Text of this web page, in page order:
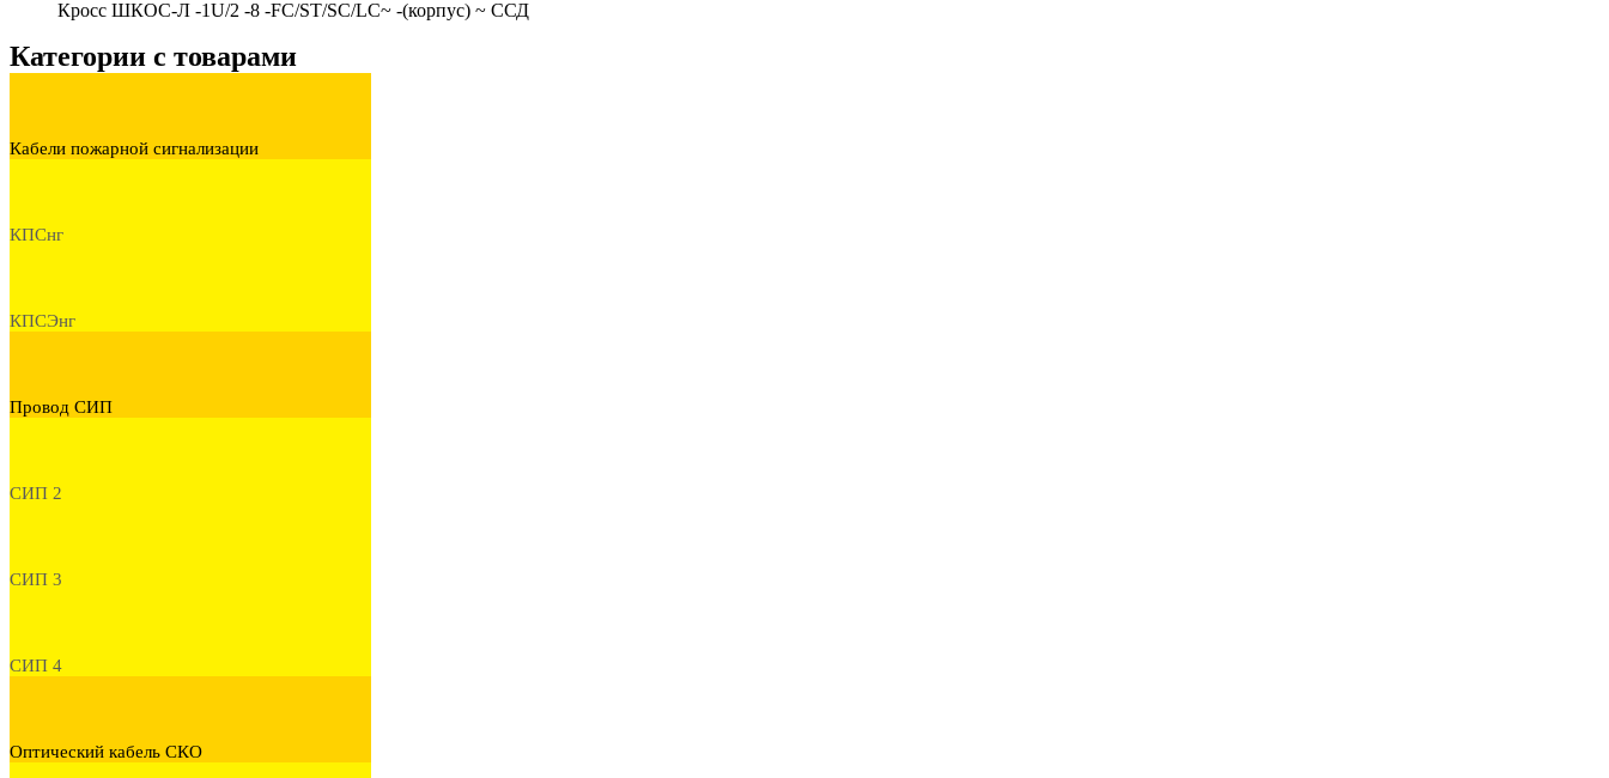
Кросс ШКОС-Л -1U/2 -8 -FC/ST/SC/LC~ -(корпус) ~ ССД
Категории с товарами
Кабели пожарной сигнализации
КПСнг
КПСЭнг
Провод СИП
СИП 2
СИП 3
СИП 4
Оптический кабель СКО